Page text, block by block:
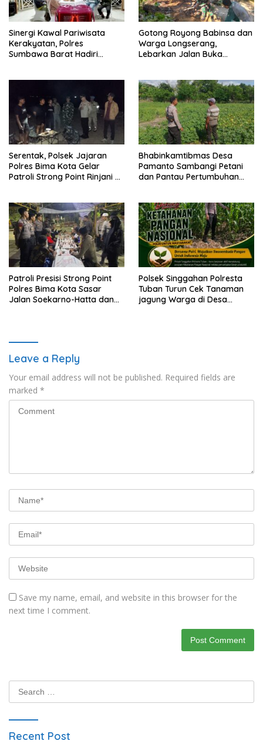
Sinergi Kawal Pariwisata
Kerakyatan, Polres
Sumbawa Barat Hadiri
Suntuk”
Gotong Royong Babinsa dan
Warga Longserang,
Lebarkan Jalan Buka
Serentak, Polsek Jajaran
Polres Bima Kota Gelar
Patroli Strong Point Rinjani di
Bhabinkamtibmas Desa
Pamanto Sambangi Petani
dan Pantau Pertumbuhan
Patroli Presisi Strong Point
Polres Bima Kota Sasar
Jalan Soekarno-Hatta dan
Polsek Singgahan Polresta
Tuban Turun Cek Tanaman
jagung Warga di Desa
Leave a Reply
Your email address will not be published. Required fields are
marked *
Save my name, email, and website in this browser for the
next time I comment.
Search
for:
Recent Post